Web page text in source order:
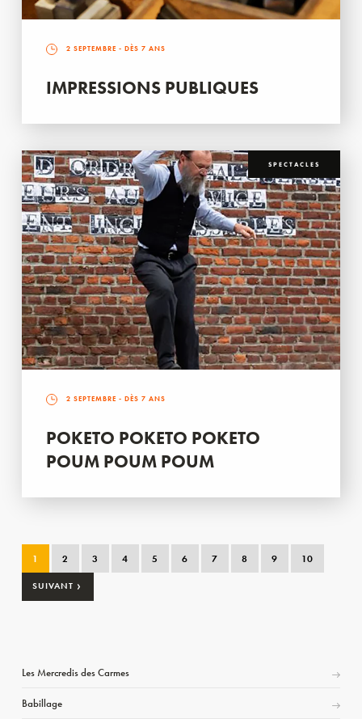
2 SEPTEMBRE - DÈS 7 ANS
IMPRESSIONS PUBLIQUES
SPECTACLES
2 SEPTEMBRE - DÈS 7 ANS
POKETO POKETO POKETO
POUM POUM POUM
1 2 3 4 5 6 7 8 9 10
SUIVANT ›
Les Mercredis des Carmes
Babillage